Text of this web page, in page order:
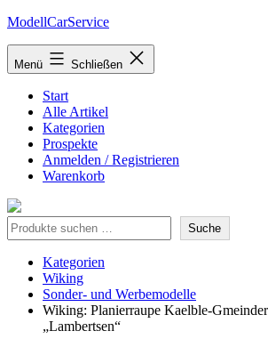
Zum
springen
ModellCarService
Menü Schließen
Start
Alle Artikel
Kategorien
Prospekte
Anmelden / Registrieren
Warenkorb
Suche Suche
Kategorien
Wiking
Sonder- und Werbemodelle
Wiking: Planierraupe Kaelble-
„Lambertsen“